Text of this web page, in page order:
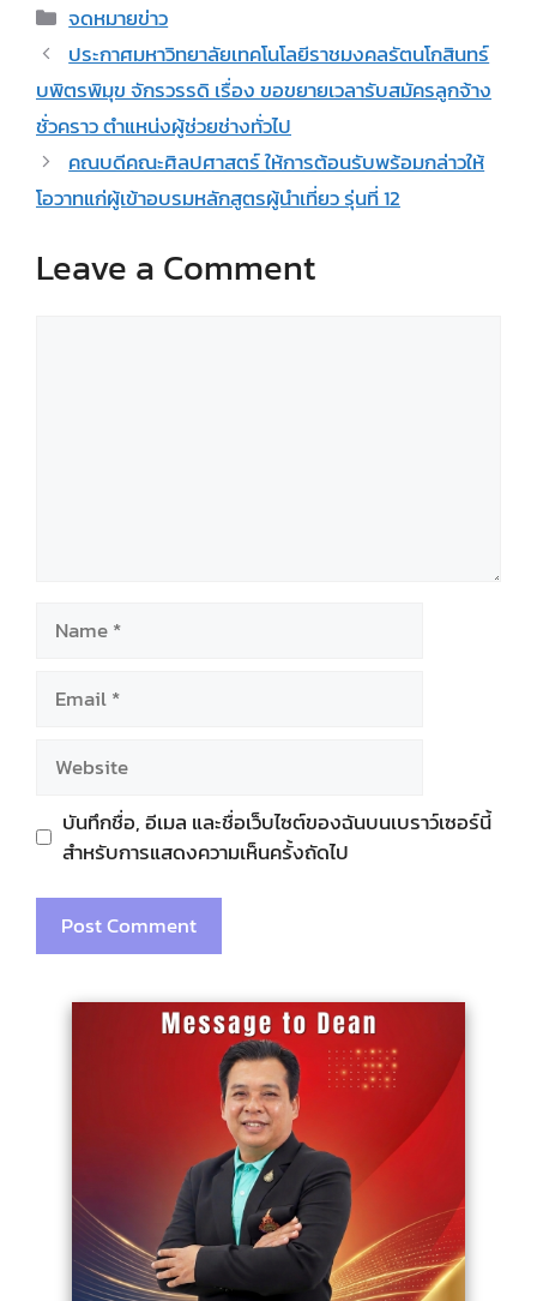
Categories
จดหมายข่าว
ประกาศมหาวิทยาลัยเทคโนโลยีราชมงคลรัตนโกสินทร์
บพิตรพิมุข จักรวรรดิ เรื่อง ขอขยายเวลารับสมัครลูกจ้าง
ชั่วคราว ตำแหน่งผู้ช่วยช่างทั่วไป
คณบดีคณะศิลปศาสตร์ ให้การต้อนรับพร้อมกล่าวให้
โอวาทแก่ผู้เข้าอบรมหลักสูตรผู้นำเที่ยว รุ่นที่ 12
Leave a Comment
บันทึกชื่อ, อีเมล และชื่อเว็บไซต์ของฉันบนเบราว์เซอร์นี้
สำหรับการแสดงความเห็นครั้งถัดไป